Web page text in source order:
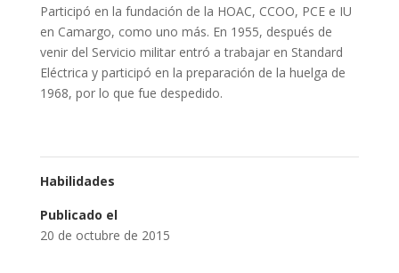
Participó en la fundación de la HOAC, CCOO, PCE e IU
en Camargo, como uno más. En 1955, después de
venir del Servicio militar entró a trabajar en Standard
Eléctrica y participó en la preparación de la huelga de
1968, por lo que fue despedido.
Habilidades
Publicado el
20 de octubre de 2015